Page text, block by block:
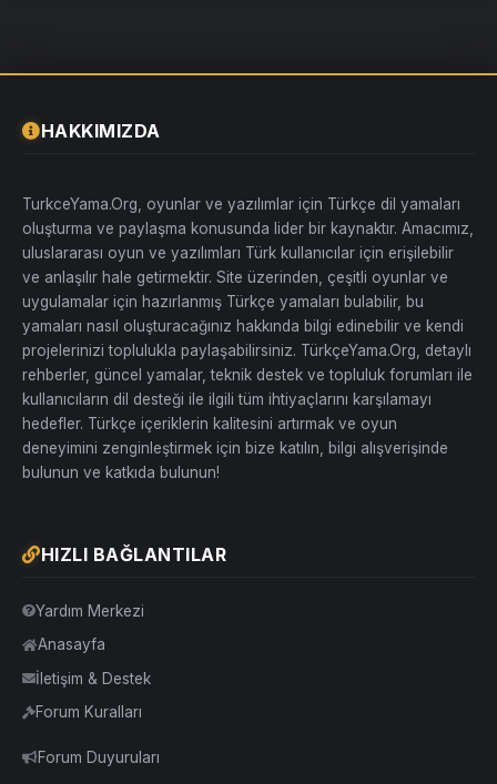
HAKKIMIZDA
TurkceYama.Org, oyunlar ve yazılımlar için Türkçe dil yamaları
oluşturma ve paylaşma konusunda lider bir kaynaktır. Amacımız,
uluslararası oyun ve yazılımları Türk kullanıcılar için erişilebilir
ve anlaşılır hale getirmektir. Site üzerinden, çeşitli oyunlar ve
uygulamalar için hazırlanmış Türkçe yamaları bulabilir, bu
yamaları nasıl oluşturacağınız hakkında bilgi edinebilir ve kendi
projelerinizi toplulukla paylaşabilirsiniz. TürkçeYama.Org, detaylı
rehberler, güncel yamalar, teknik destek ve topluluk forumları ile
kullanıcıların dil desteği ile ilgili tüm ihtiyaçlarını karşılamayı
hedefler. Türkçe içeriklerin kalitesini artırmak ve oyun
deneyimini zenginleştirmek için bize katılın, bilgi alışverişinde
bulunun ve katkıda bulunun!
HIZLI BAĞLANTILAR
Yardım Merkezi
Anasayfa
İletişim & Destek
Forum Kuralları
Forum Duyuruları